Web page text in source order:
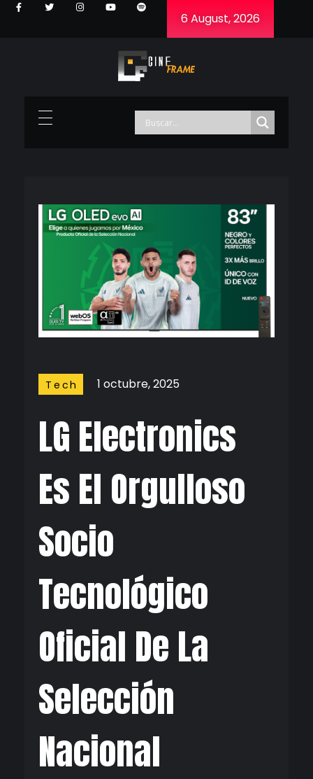
6 August, 2026
LG Electronics
Es El Orgulloso
Socio
Tecnológico
Oficial De La
Selección
Nacional
1 octubre, 2025
Tech